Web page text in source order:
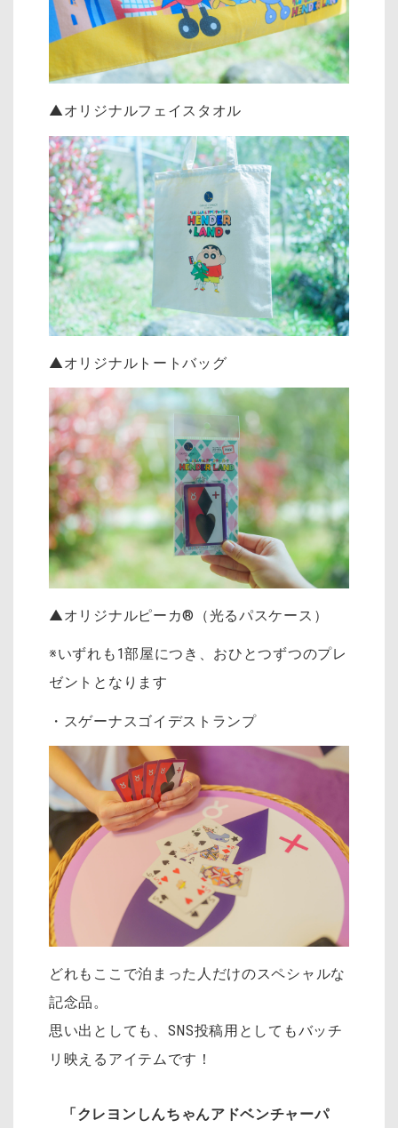
▲オリジナルフェイスタオル
▲オリジナルトートバッグ
▲オリジナルピーカ®（光るパスケース）
※いずれも1部屋につき、おひとつずつのプレ
ゼントとなります
・スゲーナスゴイデストランプ
どれもここで泊まった人だけのスペシャルな
記念品。
思い出としても、SNS投稿用としてもバッチ
リ映えるアイテムです！
「クレヨンしんちゃんアドベンチャーパ